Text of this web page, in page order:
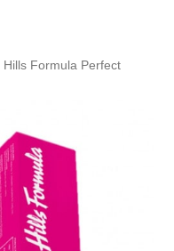
Hills Formula Perfect